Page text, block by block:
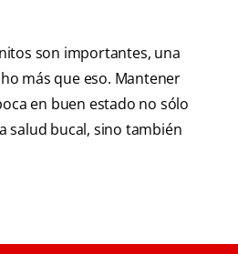
son importantes, una
más que eso. Mantener
en buen estado no sólo
salud bucal, sino también